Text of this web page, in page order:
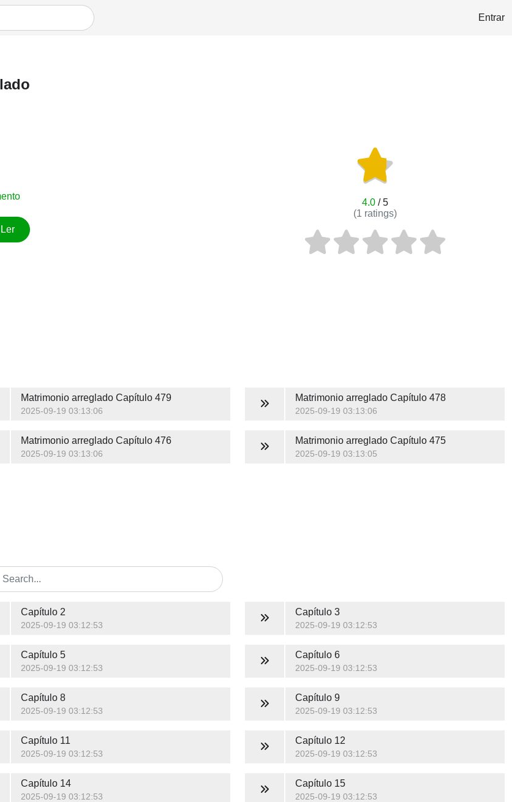
Entrar
Ler
4.0/ 5
(1 ratings)
Matrimonio arregladoCapítulo 479
2025-09-19 03:13:06
Matrimonio arregladoCapítulo 478
2025-09-19 03:13:06
Matrimonio arregladoCapítulo 476
2025-09-19 03:13:06
Matrimonio arregladoCapítulo 475
2025-09-19 03:13:05
Capítulo 2
2025-09-19 03:12:53
Capítulo 3
2025-09-19 03:12:53
Capítulo 5
2025-09-19 03:12:53
Capítulo 6
2025-09-19 03:12:53
Capítulo 8
2025-09-19 03:12:53
Capítulo 9
2025-09-19 03:12:53
Capítulo 11
2025-09-19 03:12:53
Capítulo 12
2025-09-19 03:12:53
Capítulo 14
2025-09-19 03:12:53
Capítulo 15
2025-09-19 03:12:53